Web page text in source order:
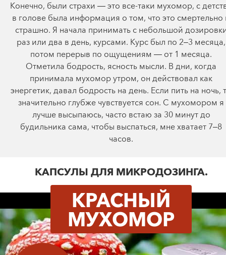
Конечно, были страхи — это все-таки мухомор, с
в голове была информация о том, что это смертельно
страшно. Я начала принимать с небольшой
раз или два в день, курсами. Курс был по 2–3 месяца,
потом перерыв по ощущениям — от 1 месяца.
Отметила бодрость, ясность мысли. В дни, когда
принимала мухомор утром, он действовал как
энергетик, давал бодрость на день. Если пить на ночь,
значительно глубже чувствуется сон. С мухомором я
лучше высыпаюсь, часто встаю за 30 минут до
будильника сама, чтобы выспаться, мне хватает 7–8
часов.
КАПСУЛЫ ДЛЯ МИКРОДОЗИНГА.
КРАСНЫЙ
МУХОМОР